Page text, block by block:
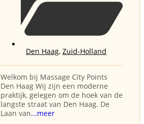
Den Haag, Zuid-Holland
Welkom bij Massage City Points
Den Haag Wij zijn een moderne
praktijk, gelegen om de hoek van de
langste straat van Den Haag. De
Laan van...meer